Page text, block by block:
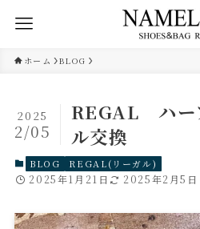
ホーム BLOG
REGAL ハー
ル交換
2025
2/05
BLOG REGAL(リーガル)
2025年1月21日 2025年2月5日